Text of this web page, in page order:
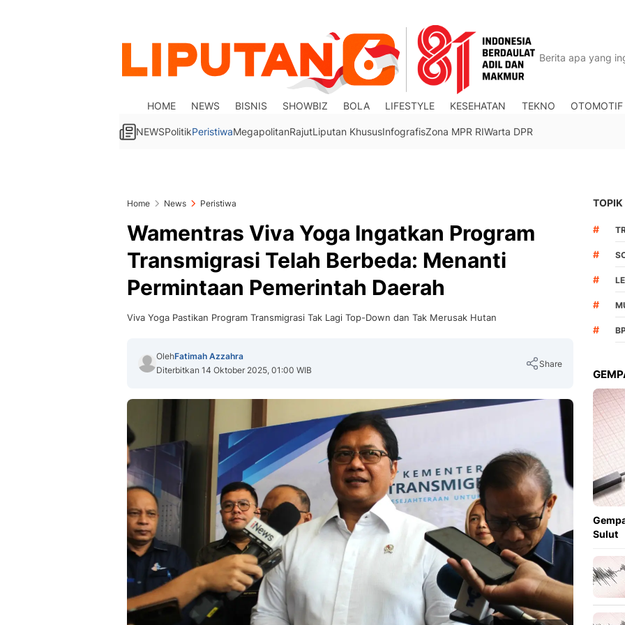
HOME NEWS BISNIS SHOWBIZ BOLA LIFESTYLE KESEHATAN TEKNO OTOMOTIF
NEWSPolitikPeristiwaMegapolitanRajutLiputan KhususInfografisZona MPR RIWarta DPR
Home News Peristiwa
Wamentras Viva Yoga Ingatkan Program
Transmigrasi Telah Berbeda: Menanti
Permintaan Pemerintah Daerah
Viva Yoga Pastikan Program Transmigrasi Tak Lagi Top-Down dan Tak Merusak Hutan
OlehFatimah Azzahra
Diterbitkan 14 Oktober 2025, 01:00 WIB
Share
TOPIK
#
#
#
#
#
Sulut